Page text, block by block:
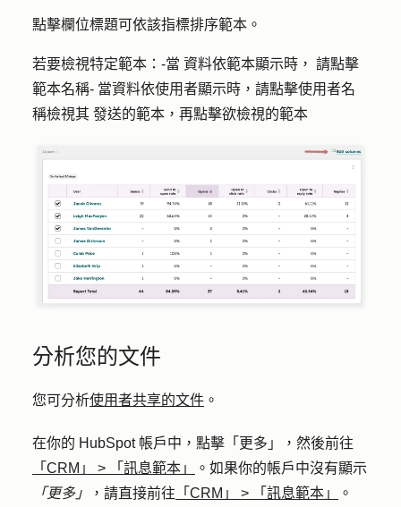
點擊欄位標題可依該指標排序範本。
若要檢視特定範本：-當 資料依範本顯示時， 請點擊
範本名稱- 當資料依使用者顯示時，請點擊使用者名
稱檢視其 發送的範本，再點擊欲檢視的範本
分析您的文件
您可分析使用者共享的文件 。
在你的 HubSpot 帳戶中，點擊 「更多」
，然後前往
「CRM」
> 「訊息範本」
。如果你的帳戶中沒有顯示
「更多」
，請直接前往 「CRM」 > 「訊息範本」 。